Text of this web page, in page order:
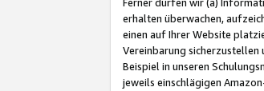
Ferner dürfen wir (a)
erhalten überwachen,
einen auf Ihrer Website
Vereinbarung
Beispiel in unseren
jeweils einschlägigen